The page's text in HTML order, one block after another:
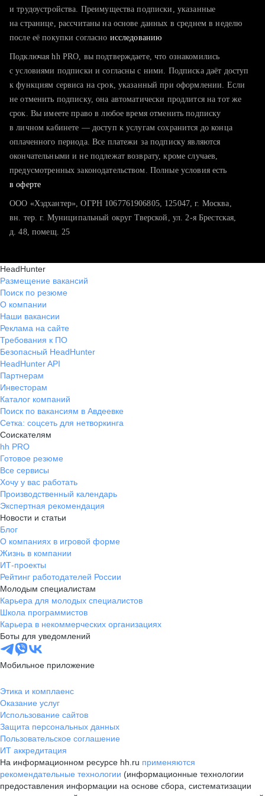
тратите много времени на поиск и вручную поднимаете
хотите сравнить себя с конкурентами и оценить шансы
и трудоустройства. Преимущества подписки, указанные
на странице, рассчитаны на основе данных в среднем в неделю
после её покупки согласно исследованию
Подключая hh PRO, вы подтверждаете, что ознакомились
с условиями подписки и согласны с ними. Подписка даёт доступ
к функциям сервиса на срок, указанный при оформлении. Если
не отменить подписку, она автоматически продлится на тот же
срок. Вы имеете право в любое время отменить подписку
в личном кабинете — доступ к услугам сохранится до конца
оплаченного периода. Все платежи за подписку являются
окончательными и не подлежат возврату, кроме случаев,
предусмотренных законодательством. Полные условия есть
в оферте
ООО «Хэдхантер», ОГРН 1067761906805, 125047, г. Москва,
вн. тер. г. Муниципальный округ Тверской, ул. 2-я Брестская,
д. 48, помещ. 25
HeadHunter
Размещение вакансий
Поиск по резюме
О компании
Наши вакансии
Реклама на сайте
Требования к ПО
Безопасный HeadHunter
HeadHunter API
Партнерам
Инвесторам
Каталог компаний
Поиск по вакансиям в Авдеевке
Сетка: соцсеть для нетворкинга
Соискателям
hh PRO
Готовое резюме
Все сервисы
Хочу у вас работать
Производственный календарь
Экспертная рекомендация
Новости и статьи
Блог
О компаниях в игровой форме
Жизнь в компании
ИТ-проекты
Рейтинг работодателей России
Молодым специалистам
Карьера для молодых специалистов
Школа программистов
Карьера в некоммерческих организациях
Боты для уведомлений
Мобильное приложение
Этика и комплаенс
Оказание услуг
Использование сайтов
Защита персональных данных
Пользовательское соглашение
ИТ аккредитация
На информационном ресурсе hh.ru применяются
рекомендательные технологии (информационные технологии
предоставления информации на основе сбора, систематизации